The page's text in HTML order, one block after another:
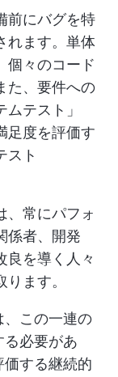
前にバグを特
れます。単体
個々のコード
た、要件への
テスト」
足度を評価す
スト
、常にパフォ
係者、開発
良を導く人々
ます。
、この一連の
必要があ
する継続的